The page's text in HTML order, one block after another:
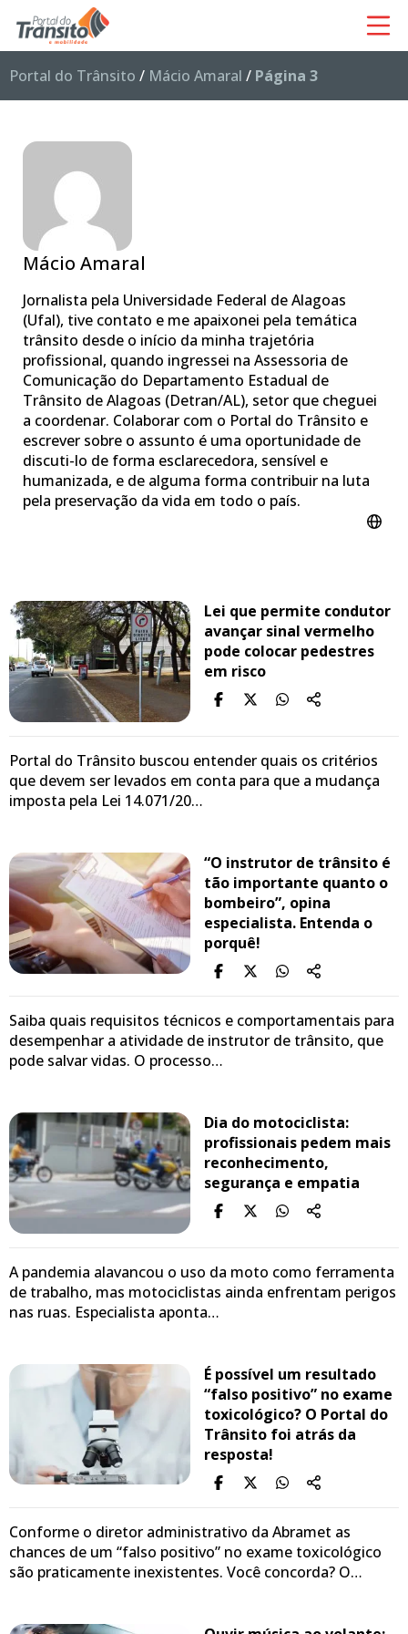
Portal do Trânsito / Mácio Amaral / Página 3
Mácio Amaral
Jornalista pela Universidade Federal de Alagoas
(Ufal), tive contato e me apaixonei pela temática
trânsito desde o início da minha trajetória
profissional, quando ingressei na Assessoria de
Comunicação do Departamento Estadual de
Trânsito de Alagoas (Detran/AL), setor que cheguei
a coordenar. Colaborar com o Portal do Trânsito e
escrever sobre o assunto é uma oportunidade de
discuti-lo de forma esclarecedora, sensível e
humanizada, e de alguma forma contribuir na luta
pela preservação da vida em todo o país.
Lei que permite condutor
avançar sinal vermelho
pode colocar pedestres
em risco
Portal do Trânsito buscou entender quais os critérios
que devem ser levados em conta para que a mudança
imposta pela Lei 14.071/20…
“O instrutor de trânsito é
tão importante quanto o
bombeiro”, opina
especialista. Entenda o
porquê!
Saiba quais requisitos técnicos e comportamentais para
desempenhar a atividade de instrutor de trânsito, que
pode salvar vidas. O processo…
Dia do motociclista:
profissionais pedem mais
reconhecimento,
segurança e empatia
A pandemia alavancou o uso da moto como ferramenta
de trabalho, mas motociclistas ainda enfrentam perigos
nas ruas. Especialista aponta…
É possível um resultado
“falso positivo” no exame
toxicológico? O Portal do
Trânsito foi atrás da
resposta!
Conforme o diretor administrativo da Abramet as
chances de um “falso positivo” no exame toxicológico
são praticamente inexistentes. Você concorda? O…